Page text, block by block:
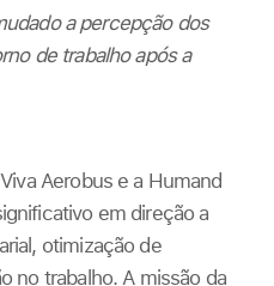
a percepção dos
de trabalho após a
Aerobus e a Humand
em direção a
otimização de
no trabalho. A missão da